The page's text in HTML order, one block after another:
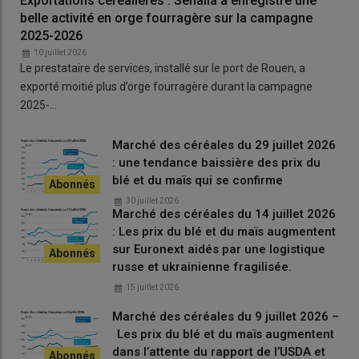
Lapulpe de betterave déshydratéeet ladrêche de bléont
quant à elles traversé la Manche en direction du
et de l’Irlande
S’agissant des importationsdegranulé de bois , ils
proviennent pour les trois quarts de l’Union européenne
(Portugal
L’orge fourragère sur l’hinterland de
Dunkerque semble satisfaisante
« Nous avons commencé à recevoir les premiers lots d’orge
fourragèreen début de semaine [derniers jours de juin, NDLR]. Si
au champ lesrendementssont moyens et hétérogènes, la
qualitéest bonne dans l’absolu mais à un degré moindre que
l’an dernier. Reste à savoir si elle va le demeurer au fil des
Lire aussi |Moisson 2026 : quelles perspectives de
belle activité en orge fourragère sur la campagne
2025-2026
10 juillet 2026
Le prestataire de services, installé sur le port de Rouen, a
exporté moitié plus d’orge fourragère durant la campagne
2025-…
Marché des céréales du 29 juillet 2026
: une tendance baissière des prix du
blé et du maïs qui se confirme
30 juillet 2026
Marché des céréales du 14 juillet 2026
: Les prix du blé et du maïs augmentent
sur Euronext aidés par une logistique
russe et ukrainienne fragilisée.
15 juillet 2026
Marché des céréales du 9 juillet 2026 –
Les prix du blé et du maïs augmentent
dans l’attente du rapport de l’USDA et